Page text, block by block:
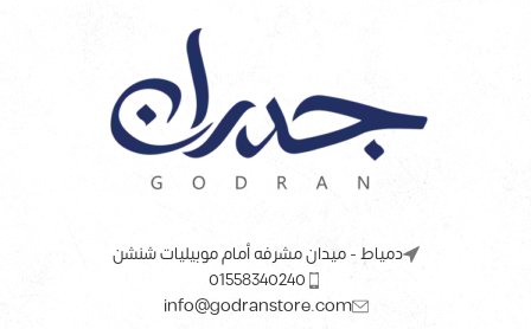
دمياط - ميدان مشرفه أمام موبيليات شنشن
01558340240
info@godranstore.com